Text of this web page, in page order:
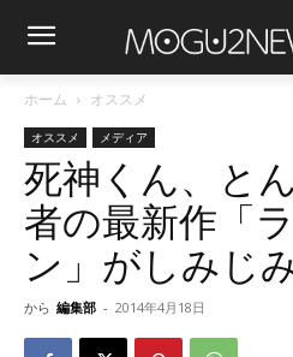
ホーム オススメ
オススメ メディア
死神くん、と
者の最新作「
ン」がしみじ
から 編集部 - 2014年4月18日